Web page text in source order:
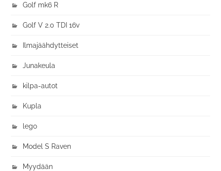
Golf mk6 R
Golf V 2.0 TDI 16v
Ilmajäähdytteiset
Junakeula
kilpa-autot
Kupla
lego
Model S Raven
Myydään